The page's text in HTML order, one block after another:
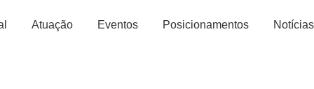
Atuação Eventos Posicionamentos Notícias